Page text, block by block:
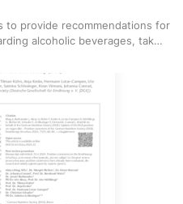
to provide recommendations for
alcoholic beverages, tak…